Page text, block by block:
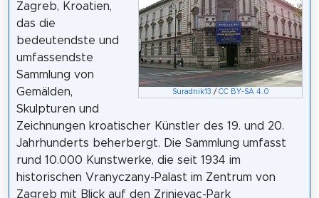
Suradnik13 / CC BY-SA 4.0
Zagreb, Kroatien,
das die
bedeutendste und
umfassendste
Sammlung von
Gemälden,
Skulpturen und
Zeichnungen kroatischer Künstler des 19. und 20.
Jahrhunderts beherbergt. Die Sammlung umfasst
rund 10.000 Kunstwerke, die seit 1934 im
historischen Vranyczany-Palast im Zentrum von
Zagreb mit Blick auf den Zrinjevac-Park